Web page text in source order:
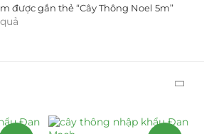
được gắn thẻ “Cây Thông Noel 5m”